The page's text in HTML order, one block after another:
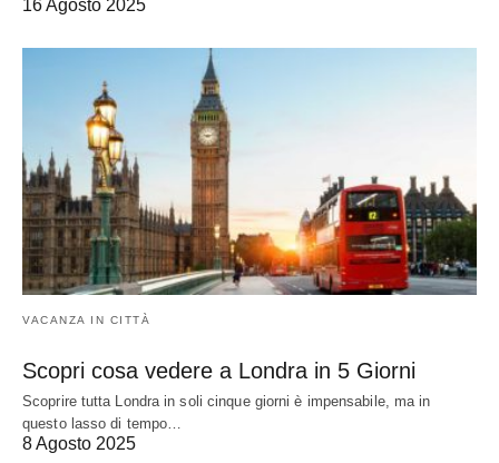
16 Agosto 2025
VACANZA IN CITTÀ
Scopri cosa vedere a Londra in 5 Giorni
Scoprire tutta Londra in soli cinque giorni è impensabile, ma in
questo lasso di tempo…
8 Agosto 2025